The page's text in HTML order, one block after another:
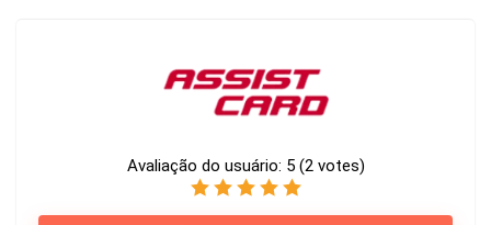
Avaliação do usuário: 5 (2votes)